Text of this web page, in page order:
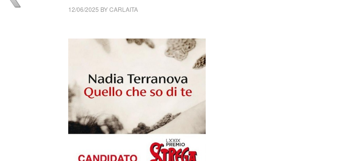
12/06/2025 BYCARLAITA